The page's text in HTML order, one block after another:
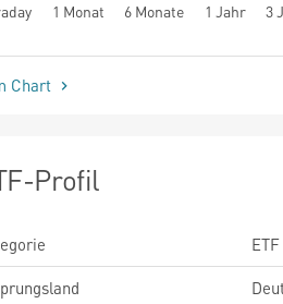
1 Monat 6 Monate 1 Jahr 3
Chart
Profil